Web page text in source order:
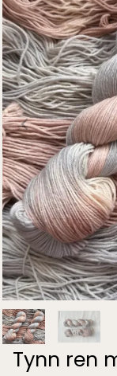
Tynn ren